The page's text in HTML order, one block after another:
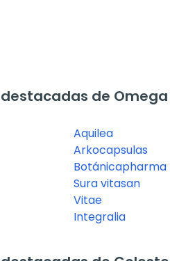
de Omega
Aquilea
Arkocapsulas
Botánicapharma
Sura vitasan
Vitae
Integralia